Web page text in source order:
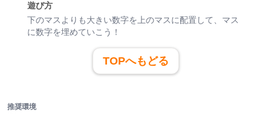
遊び方
下のマスよりも大きい数字を上のマスに配置して、マス
に数字を埋めていこう！
TOPへもどる
推奨環境